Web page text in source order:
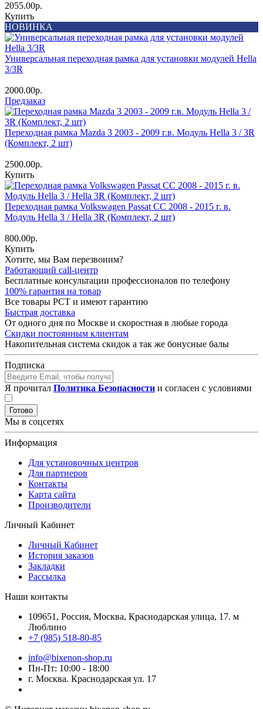
2055.00р.
Купить
НОВИНКА
Универсальная переходная рамка для установки модулей Hella
3/3R
2000.00р.
Предзаказ
Переходная рамка Mazda 3 2003 - 2009 г.в. Модуль Hella 3 / 3R
(Комплект, 2 шт)
2500.00р.
Купить
Переходная рамка Volkswagen Passat CC 2008 - 2015 г. в.
Модуль Hella 3 / Hella 3R (Комплект, 2 шт)
800.00р.
Купить
Хотите, мы Вам перезвоним?
Работающий call-центр
Бесплатные консультации профессионалов по телефону
100% гарантия на товар
Все товары РСТ и имеют гарантию
Быстрая доставка
От одного дня по Москве и скоростная в любые города
Скидки постоянным клиентам
Накопительная система скидок а так же бонусные балы
Подписка
Я прочитал Политика Безопасности и согласен с условиями
Готово
Мы в соцсетях
Информация
Для установочных центров
Для партнеров
Контакты
Карта сайта
Производители
Личный Кабинет
Личный Кабинет
История заказов
Закладки
Рассылка
Наши контакты
109651, Россия, Москва, Краснодарская улица, 17. м
Люблино
+7 (985) 518-80-85
info@bixenon-shop.ru
Пн-Пт: 10:00 - 18:00
г. Москва. Краснодарская ул. 17